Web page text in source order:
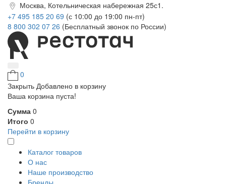
Москва, Котельническая набережная 25с1.
+7 495 185 20 69 (с 10:00 до 19:00 пн-пт)
8 800 302 07 26 (Бесплатный звонок по России)
0
Закрыть Добавлено в корзину
Ваша корзина пуста!
Сумма 0
Итого 0
Перейти в корзину
Каталог товаров
О нас
Наше производство